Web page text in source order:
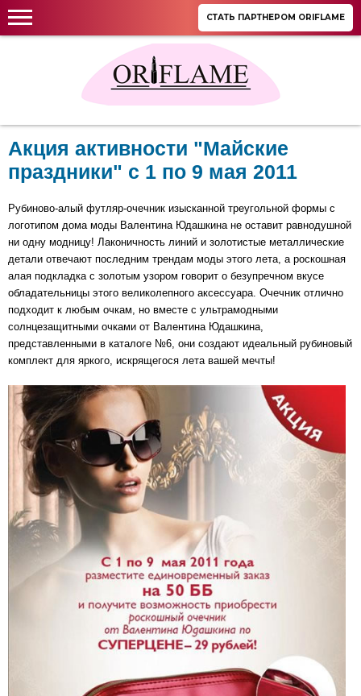
СТАТЬ ПАРТНЕРОМ ORIFLAME
Акция активности "Майские
праздники" c 1 по 9 мая 2011
Pубиново-алый футляр-очечник изысканной треугольной формы с
логотипом дома моды Валентина Юдашкина не оставит равнодушной
ни одну модницу! Лаконичность линий и золотистые металлические
детали отвечают последним трендам моды этого лета, а роскошная
алая подкладка с золотым узором говорит о безупречном вкусе
обладательницы этого великолепного аксессуара. Очечник отлично
подходит к любым очкам, но вместе с ультрамодными
солнцезащитными очками от Валентина Юдашкина,
представленными в каталоге №6, они создают идеальный рубиновый
комплект для яркого, искрящегося лета вашей мечты!